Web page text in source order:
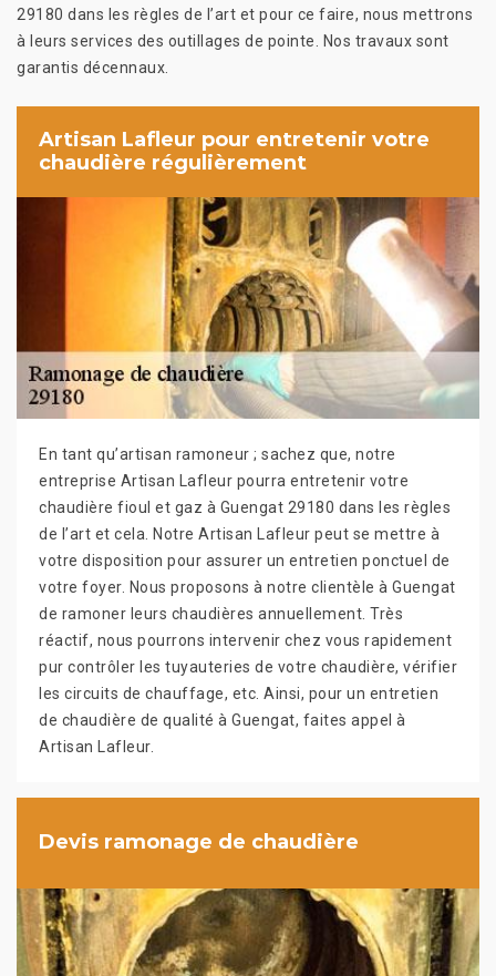
29180 dans les règles de l’art et pour ce faire, nous mettrons
à leurs services des outillages de pointe. Nos travaux sont
garantis décennaux.
Artisan Lafleur pour entretenir votre
chaudière régulièrement
En tant qu’artisan ramoneur ; sachez que, notre
entreprise Artisan Lafleur pourra entretenir votre
chaudière fioul et gaz à Guengat 29180 dans les règles
de l’art et cela. Notre Artisan Lafleur peut se mettre à
votre disposition pour assurer un entretien ponctuel de
votre foyer. Nous proposons à notre clientèle à Guengat
de ramoner leurs chaudières annuellement. Très
réactif, nous pourrons intervenir chez vous rapidement
pur contrôler les tuyauteries de votre chaudière, vérifier
les circuits de chauffage, etc. Ainsi, pour un entretien
de chaudière de qualité à Guengat, faites appel à
Artisan Lafleur.
Devis ramonage de chaudière